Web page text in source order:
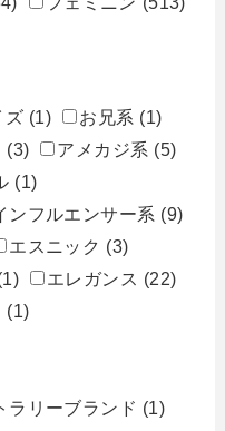
ズ (1) お兄系 (1)
(3) アメカジ系 (5)
(1)
ンフルエンサー系 (9)
エスニック (3)
エレガンス (22)
(1)
ラリーブランド (1)